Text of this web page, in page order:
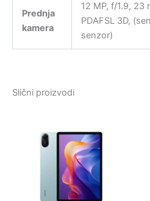
Prednja
kamera
12 MP, f/1.9, 23
PDAFSL 3D,
senzor)
Slični proizvodi